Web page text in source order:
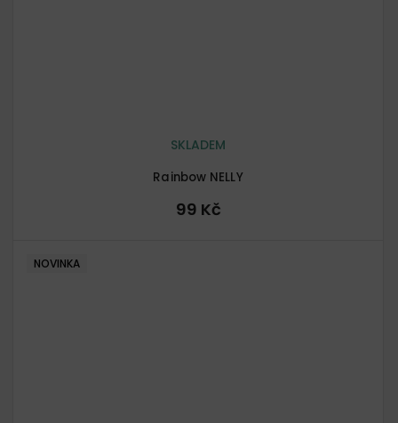
Rainbow NELLY
SKLADEM
99 Kč
NOVINKA